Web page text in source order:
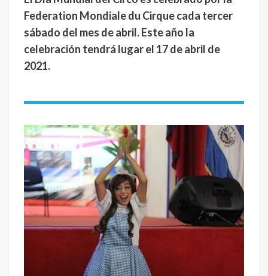
Federation Mondiale du Cirque cada tercer
sábado del mes de abril. Este año la
celebración tendrá lugar el 17 de abril de
2021.